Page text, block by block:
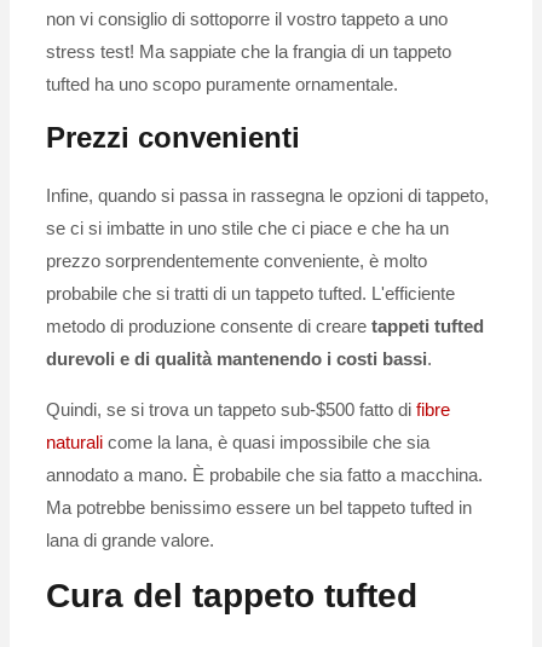
non vi consiglio di sottoporre il vostro tappeto a uno
stress test! Ma sappiate che la frangia di un tappeto
tufted ha uno scopo puramente ornamentale.
Prezzi convenienti
Infine, quando si passa in rassegna le opzioni di tappeto,
se ci si imbatte in uno stile che ci piace e che ha un
prezzo sorprendentemente conveniente, è molto
probabile che si tratti di un tappeto tufted. L'efficiente
metodo di produzione consente di creare tappeti tufted
durevoli e di qualità mantenendo i costi bassi.
Quindi, se si trova un tappeto sub-$500 fatto di fibre
naturalicome la lana, è quasi impossibile che sia
annodato a mano. È probabile che sia fatto a macchina.
Ma potrebbe benissimo essere un bel tappeto tufted in
lana di grande valore.
Cura del tappeto tufted